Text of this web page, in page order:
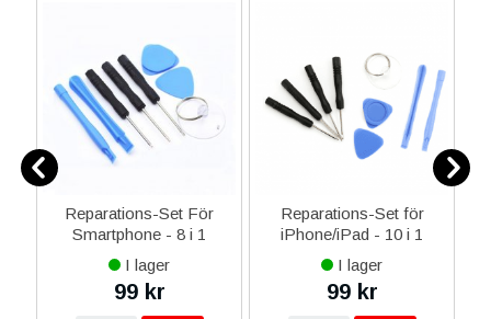
Reparations-Set För
Smartphone - 8 i 1
I lager
99 kr
Reparations-Set för
iPhone/iPad - 10 i 1
I lager
99 kr